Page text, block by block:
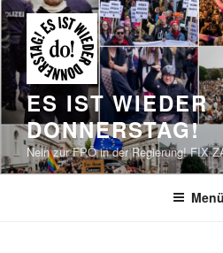
Zum
Inhalt
springen
ES IST WIEDER
DONNERSTAG!
Nein zur FPÖ in der Regierung! FIX
Menü